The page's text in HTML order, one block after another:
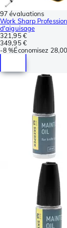
97 évaluations
Work Sharp
d'aiguisage
321,95 €
349,95 €
-8 %Économisez 28,00